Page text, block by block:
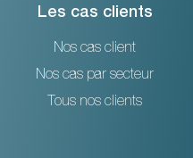
Les cas clients
Nos cas client
Nos cas par secteur
Tous nos clients